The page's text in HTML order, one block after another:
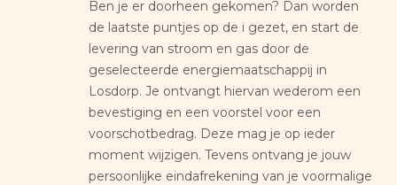
Ben je er doorheen gekomen? Dan worden
de laatste puntjes op de i gezet, en start de
levering van stroom en gas door de
geselecteerde energiemaatschappij in
Losdorp. Je ontvangt hiervan wederom een
bevestiging en een voorstel voor een
voorschotbedrag. Deze mag je op ieder
moment wijzigen. Tevens ontvang je jouw
persoonlijke eindafrekening van je voormalige